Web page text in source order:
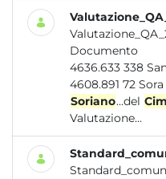
Documento
4636.633 338 Sant'Elia Fiumerapido 904.544
Soriano...del
Valutazione...